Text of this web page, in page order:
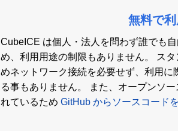
無料で
CubeICE は個人・法人を問わず誰でも
め、利用用途の制限もありません。 ス
めネットワーク接続を必要せず、利用
る事もありません。 また、オープンソ
れているためGitHub からソースコード